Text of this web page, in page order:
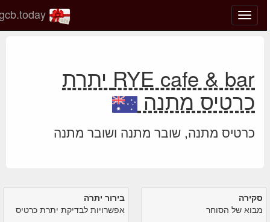
החלף
מצב
gcb.today
RYE cafe & bar יתרת
כרטיס מתנה
כרטיס מתנה, שובר מתנה ושובר מתנה
בירור יתרה
אפשרויות לבדיקת יתרת כרטיס
סקירה
מבוא של הסוחר